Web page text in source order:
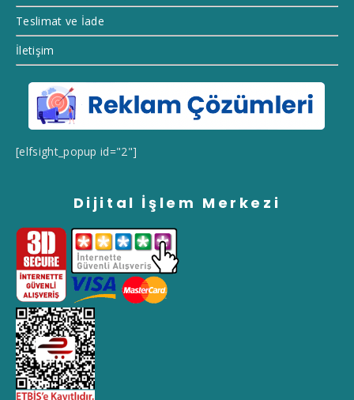
Teslimat ve İade
İletişim
[elfsight_popup id="2"]
Dijital İşlem Merkezi